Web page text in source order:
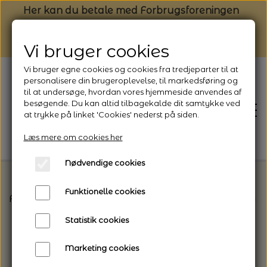
Her kan du betale med Forbrugsforeningen
NYHEDSBREV
Forside
Vi bruger cookies
Vi bruger egne cookies og cookies fra tredjeparter til at
personalisere din brugeroplevelse, til markedsføring og
til at undersøge, hvordan vores hjemmeside anvendes af
besøgende. Du kan altid tilbagekalde dit samtykke ved
at trykke på linket 'Cookies' nederst på siden.
Læs mere om cookies her
Nødvendige cookies
Funktionelle cookies
Statistik cookies
Marketing cookies